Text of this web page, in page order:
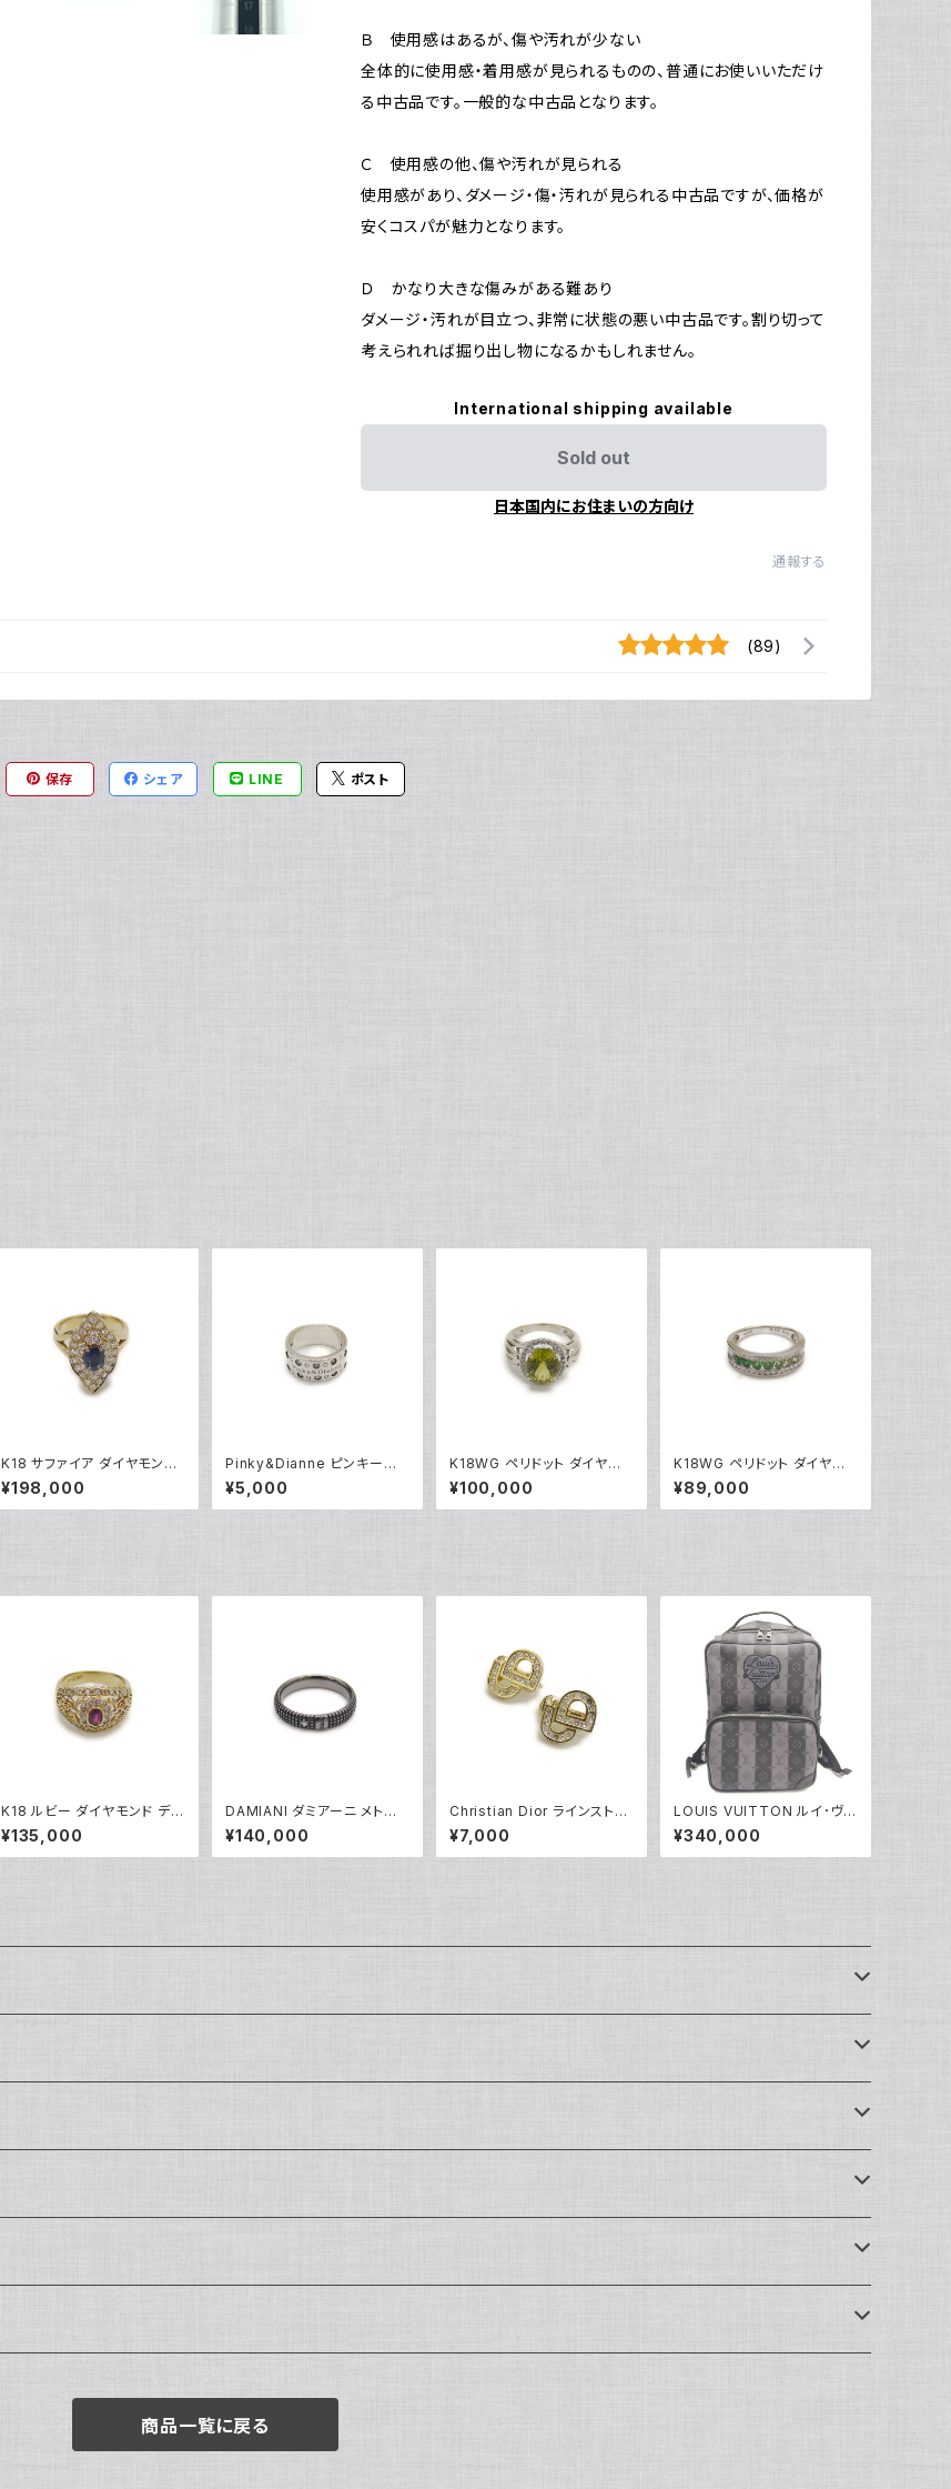
Ｂ 使用感はあるが、傷や汚れが少ない
全体的に使用感・着用感が見られるものの、普通にお使いいただけ
る中古品です。一般的な中古品となります。
Ｃ 使用感の他、傷や汚れが見られる
使用感があり、ダメージ・傷・汚れが見られる中古品ですが、価格が
安くコスパが魅力となります。
Ｄ かなり大きな傷みがある難あり
ダメージ・汚れが目立つ、非常に状態の悪い中古品です。割り切って
考えられれば掘り出し物になるかもしれません。
International shipping available
Sold out
日本国内にお住まいの方向け
通報する
(89)
保存 シェア LINE ポスト
K18 サファイア ダイヤモンド
デザインリング 18金 指輪 12
号 Y05246
¥198,000
Pinky&Dianne ピンキーア
ンドダイアン シルバーリング
指輪 9号 Y04624
¥5,000
K18WG ペリドット ダイヤモ
ンド デザインリング 18金 ホ
ワイトゴールド 指輪 9号 Y04
916
¥100,000
K18WG ペリドット ダイヤモ
ンド デザインリング 18金 ホ
ワイトゴールド 指輪 12号 Y0
5244
¥89,000
K18 ルビー ダイヤモンド デザ
インリング 18金 指輪 10号 Y
05245
¥135,000
DAMIANI ダミアーニ メトロ
ポリタンドリーム 1Pダイヤモ
ンド リング K18WG 18金 指
輪 17号 Y05256
¥140,000
Christian Dior ラインストー
ン CDロゴ クリップイヤリング
※石抜けあり Y05247
¥7,000
LOUIS VUITTON ルイ･ヴィ
トン モノグラム ストライプ エ
クリプス モジュラーバックパッ
ク M45962 LV×NIGO リュ
¥340,000
商品一覧に戻る